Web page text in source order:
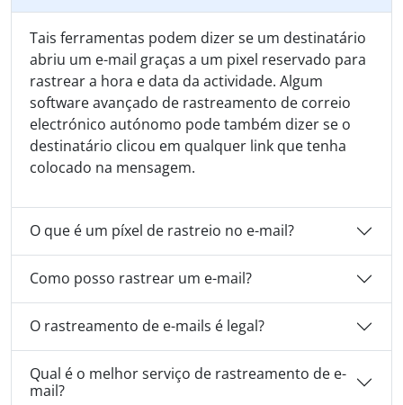
Tais ferramentas podem dizer se um destinatário
abriu um e-mail graças a um pixel reservado para
rastrear a hora e data da actividade. Algum
software avançado de rastreamento de correio
electrónico autónomo pode também dizer se o
destinatário clicou em qualquer link que tenha
colocado na mensagem.
O que é um píxel de rastreio no e-mail?
Como posso rastrear um e-mail?
O rastreamento de e-mails é legal?
Qual é o melhor serviço de rastreamento de e-
mail?